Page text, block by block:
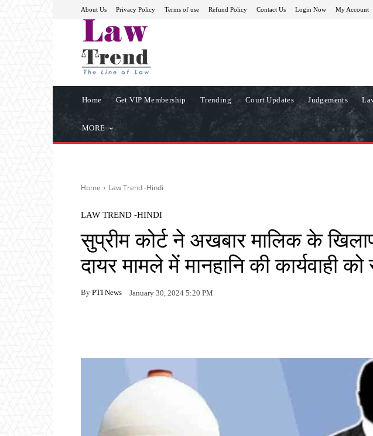
About Us Privacy Policy Terms of use Refund Policy Contact Us Login Now My Account
Home Get VIP Membership Trending Court Updates Judgements
MORE
Home Law Trend -Hindi
LAW TREND -HINDI
सुप्रीम कोर्ट ने अखबार मालिक के
दायर मामले में मानहानि की कार्यवाही को
By PTI News January 30, 2024 5:20 PM